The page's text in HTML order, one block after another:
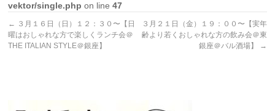
vektor/single.php on line47
← ３月１６日（日）１２：３０〜【日
曜はおしゃれな方で楽しくランチ会＠
THE ITALIAN STYLE＠銀座】
３月２１日（金）１９：００〜【実年
齢より若くおしゃれな方の飲み会＠東
銀座＠バル酒場】
→